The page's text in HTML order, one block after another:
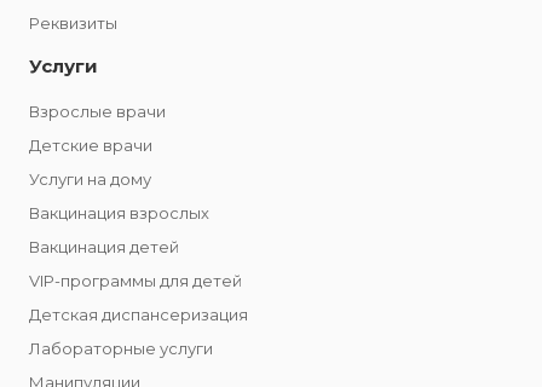
Реквизиты
Услуги
Взрослые врачи
Детские врачи
Услуги на дому
Вакцинация взрослых
Вакцинация детей
VIP-программы для детей
Детская диспансеризация
Лабораторные услуги
Манипуляции